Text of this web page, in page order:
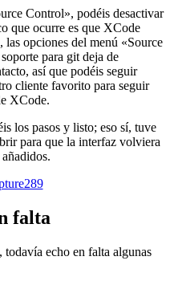
Control», podéis desactivar
que ocurre es que XCode
opciones del menú «Source
para git deja de
así que podéis seguir
cliente favorito para seguir
XCode.
los pasos y listo; eso sí, tuve
para que la interfaz volviera
falta
echo en falta algunas